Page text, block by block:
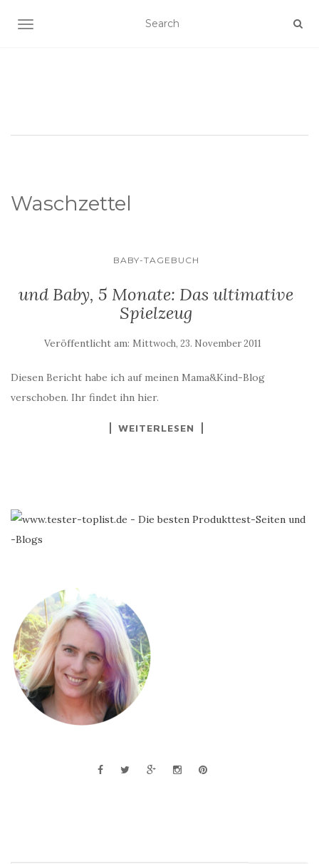
SCHALTE NAVIGATION
Waschzettel
BABY-TAGEBUCH
und Baby, 5 Monate: Das ultimative
Spielzeug
Veröffentlicht am: Mittwoch, 23. November 2011
Diesen Bericht habe ich auf meinen Mama&Kind-Blog
verschoben. Ihr findet ihn hier.
WEITERLESEN